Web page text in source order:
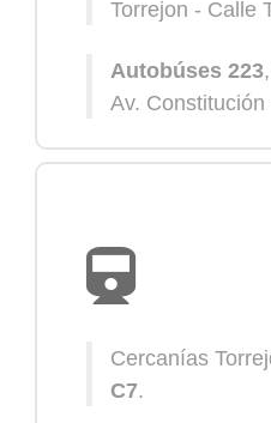
Torrejon - Calle
Autobúses 223,
Av.
Cercanías
C7.